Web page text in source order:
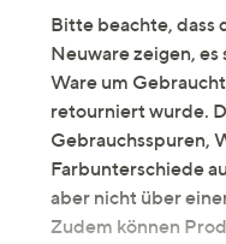
Bitte beachte, dass
Neuware zeigen,
Ware um
retourniert wurde.
Gebrauchsspuren,
Farbunterschiede
aber nicht über
Zudem können